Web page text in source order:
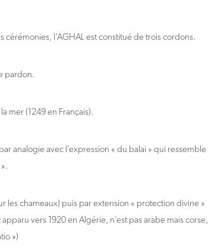
cérémonies, l’AGHAL est constitué de trois cordons.
pardon.
mer (1249 en Français).
analogie avec l’expression « du balai » qui ressemble
les chameaux) puis par extension « protection divine »
vers 1920 en Algérie, n’est pas arabe mais corse,
»)